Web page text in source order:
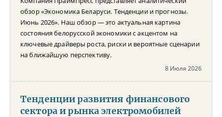
обзор «Экономика Беларуси. Тенденции и прогнозы.
Июнь 2026». Наш обзор — это актуальная картина
состояния белорусской экономики с акцентом на
ключевые драйверы роста, риски и вероятные сценарии
на ближайшую перспективу.
8 Июля 2026
Тенденции развития финансового
сектора и рынка электромобилей